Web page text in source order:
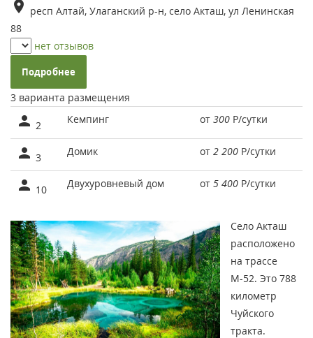
респ Алтай, Улаганский р-н, село Акташ, ул Ленинская
88
нет отзывов
Подробнее
3 варианта размещения
2 Кемпинг от 300 Р/сутки
3 Домик от 2 200 Р/сутки
10 Двухуровневый дом от 5 400 Р/сутки
Село Акташ
расположено
на трассе
М-52. Это 788
километр
Чуйского
тракта.